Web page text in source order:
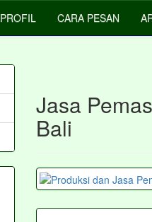
PROFIL CARA PESAN
Jasa
Bali